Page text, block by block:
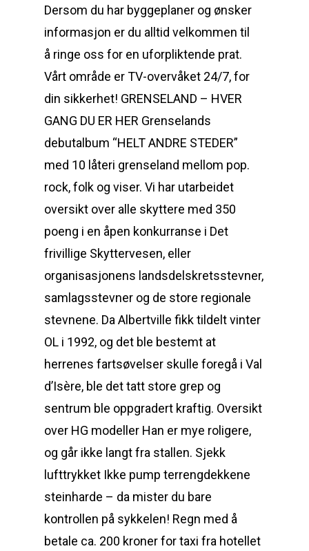
Dersom du har byggeplaner og ønsker
informasjon er du alltid velkommen til
å ringe oss for en uforpliktende prat.
Vårt område er TV-overvåket 24/7, for
din sikkerhet! GRENSELAND – HVER
GANG DU ER HER Grenselands
debutalbum “HELT ANDRE STEDER”
med 10 låteri grenseland mellom pop.
rock, folk og viser. Vi har utarbeidet
oversikt over alle skyttere med 350
poeng i en åpen konkurranse i Det
frivillige Skyttervesen, eller
organisasjonens landsdelskretsstevner,
samlagsstevner og de store regionale
stevnene. Da Albertville fikk tildelt vinter
OL i 1992, og det ble bestemt at
herrenes fartsøvelser skulle foregå i Val
d’Isère, ble det tatt store grep og
sentrum ble oppgradert kraftig. Oversikt
over HG modeller Han er mye roligere,
og går ikke langt fra stallen. Sjekk
lufttrykket Ikke pump terrengdekkene
steinharde – da mister du bare
kontrollen på sykkelen! Regn med å
betale ca. 200 kroner for taxi fra hotellet